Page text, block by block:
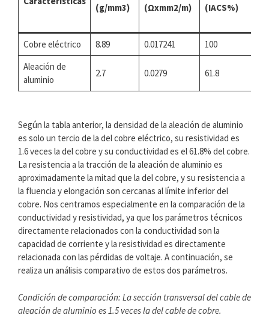
(g/mm3)
(Ωxmm2/m)
(IACS%)
Cobre eléctrico 8.89 0.017241
100
Aleación de
aluminio
2.7 0.0279 61.8
Según la tabla anterior, la densidad de la aleación de aluminio
es solo un tercio de la del cobre eléctrico, su resistividad es
1.6 veces la del cobre y su conductividad es el 61.8% del cobre.
La resistencia a la tracción de la aleación de aluminio es
aproximadamente la mitad que la del cobre, y su resistencia a
la fluencia y elongación son cercanas al límite inferior del
cobre. Nos centramos especialmente en la comparación de la
conductividad y resistividad, ya que los parámetros técnicos
directamente relacionados con la conductividad son la
capacidad de corriente y la resistividad es directamente
relacionada con las pérdidas de voltaje. A continuación, se
realiza un análisis comparativo de estos dos parámetros.
Condición de comparación: La sección transversal del cable de
aleación de aluminio es 1.5 veces la del cable de cobre.